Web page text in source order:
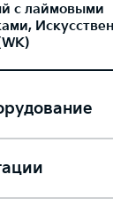
с лаймовыми